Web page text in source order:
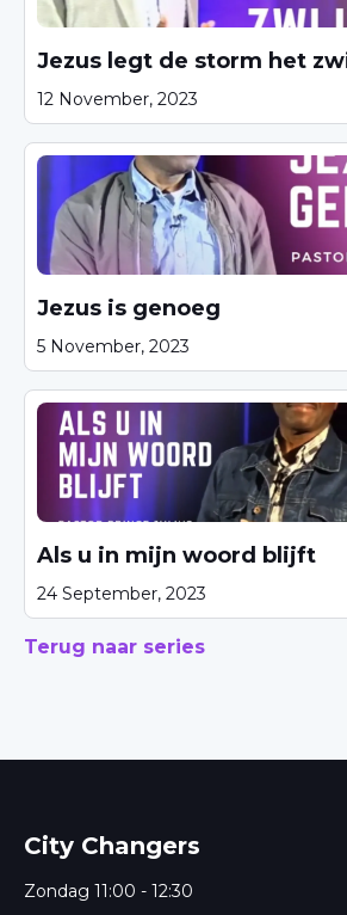
Jezus legt de storm het
12 November, 2023
Jezus is genoeg
5 November, 2023
Als u in mijn woord blijft
24 September, 2023
Terug naar series
City Changers
Zondag 11:00 - 12:30